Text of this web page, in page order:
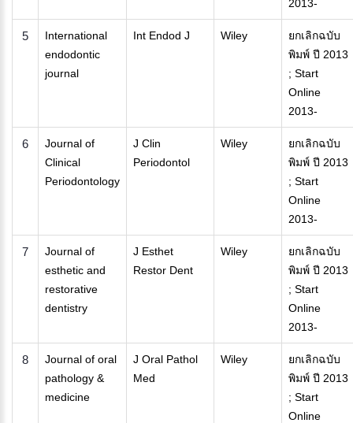
2013-
5
International
endodontic
journal
Int Endod J Wiley
ยกเลิกฉบับ
พิมพ์ ปี 2013
; Start
Online
2013-
6
Journal of
Clinical
Periodontology
J Clin
Periodontol
Wiley
ยกเลิกฉบับ
พิมพ์ ปี 2013
; Start
Online
2013-
7
Journal of
esthetic and
restorative
dentistry
J Esthet
Restor Dent
Wiley
ยกเลิกฉบับ
พิมพ์ ปี 2013
; Start
Online
2013-
8
Journal of oral
pathology &
medicine
J Oral Pathol
Med
Wiley
ยกเลิกฉบับ
พิมพ์ ปี 2013
; Start
Online